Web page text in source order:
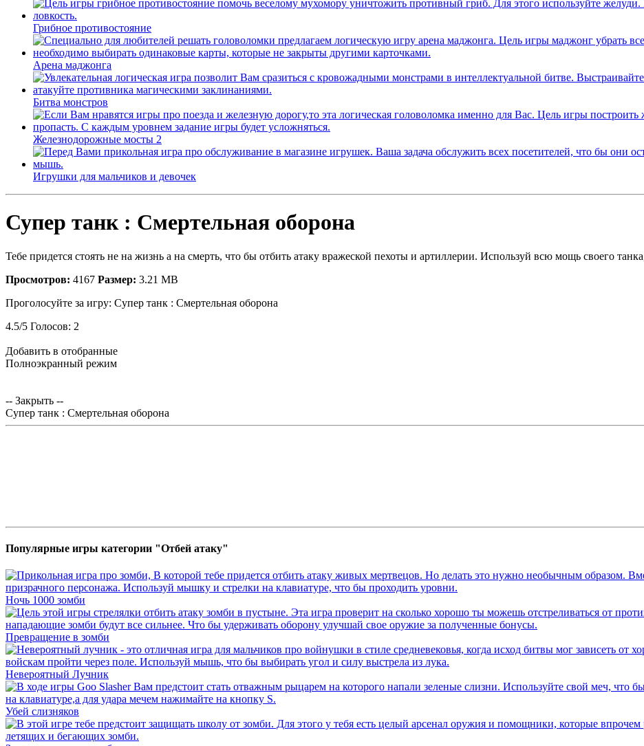
Грибное противостояние
Арена маджонга
Битва монстров
Железнодорожные мосты 2
Игрушки для мальчиков и девочек
Супер танк : Смертельная оборона
Тебе придется стоять не на жизнь а на смерть, что бы отбить атаку вражеской пехоты и артиллерии. Используй всю мощь своего
Просмотров: 4167 Размер: 3.21 MB
Проголосуйте за игру: Супер танк : Смертельная оборона
4.5/5 Голосов: 2
Добавить в отобранные
Полноэкранный режим
-- Закрыть --
Супер танк : Смертельная оборона
Популярные игры категории "Отбей атаку"
Ночь 1000 зомби
Превращение в зомби
Невероятный Лучник
Убей слизняков